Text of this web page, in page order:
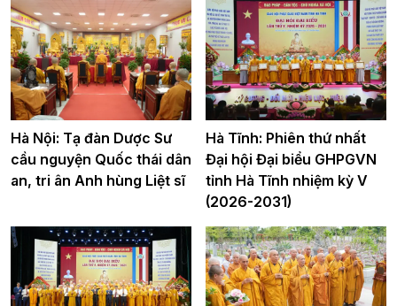
Hà Nội: Tạ đàn Dược Sư
cầu nguyện Quốc thái dân
an, tri ân Anh hùng Liệt sĩ
Hà Tĩnh: Phiên thứ nhất
Đại hội Đại biểu GHPGVN
tỉnh Hà Tĩnh nhiệm kỳ V
(2026-2031)